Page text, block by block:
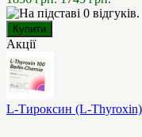
Акції
L-Тироксин (L-Thyroxin)